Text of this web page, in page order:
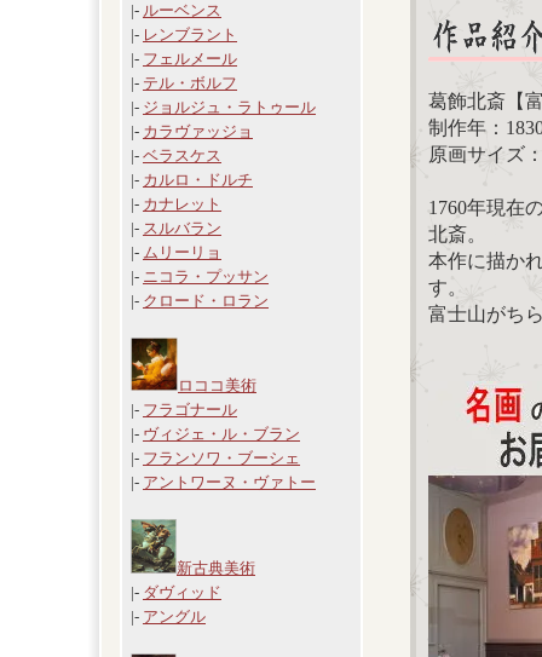
|- ルーベンス
|- レンブラント
|- フェルメール
|- テル・ボルフ
|- ジョルジュ・ラトゥール
|- カラヴァッジョ
|- ベラスケス
|- カルロ・ドルチ
|- カナレット
|- スルバラン
|- ムリーリョ
|- ニコラ・プッサン
|- クロード・ロラン
ロココ美術
|- フラゴナール
|- ヴィジェ・ル・ブラン
|- フランソワ・ブーシェ
|- アントワーヌ・ヴァトー
新古典美術
|- ダヴィッド
|- アングル
葛飾北斎【
制作年：
原画サイズ
1760年現在
北斎。
本作に描か
す。
富士山がち